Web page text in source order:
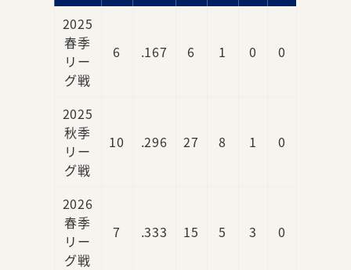
2025
春季
リー
グ戦
6 .167 6 1 0 0
2025
秋季
リー
グ戦
10 .296 27 8 1 0
2026
春季
リー
グ戦
7 .333 15 5 3 0